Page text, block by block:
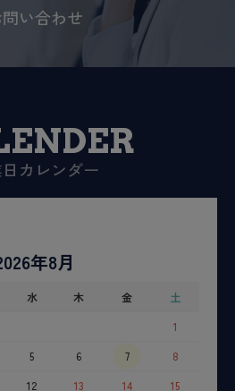
問い合わせ
カレンダー
年8月
水 木 金
土
1
5 6 7
8
12 13 14
15